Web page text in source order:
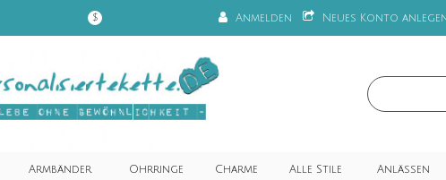
$ Anmelden Neues Konto
Armbänder Ohrringe Charme Alle Stile Anlässen